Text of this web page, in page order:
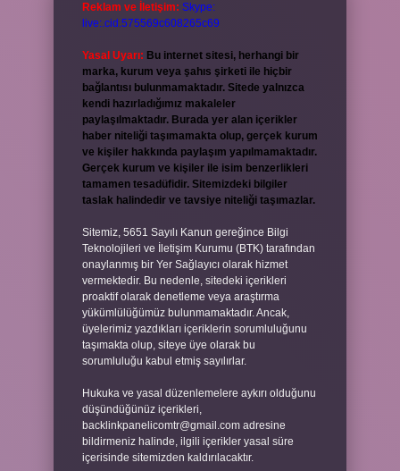
Reklam ve İletişim: Skype:
live:.cid.575569c608265c69
Yasal Uyarı: Bu internet sitesi, herhangi bir
marka, kurum veya şahıs şirketi ile hiçbir
bağlantısı bulunmamaktadır. Sitede yalnızca
kendi hazırladığımız makaleler
paylaşılmaktadır. Burada yer alan içerikler
haber niteliği taşımamakta olup, gerçek kurum
ve kişiler hakkında paylaşım yapılmamaktadır.
Gerçek kurum ve kişiler ile isim benzerlikleri
tamamen tesadüfidir. Sitemizdeki bilgiler
taslak halindedir ve tavsiye niteliği taşımazlar.
Sitemiz, 5651 Sayılı Kanun gereğince Bilgi
Teknolojileri ve İletişim Kurumu (BTK) tarafından
onaylanmış bir Yer Sağlayıcı olarak hizmet
vermektedir. Bu nedenle, sitedeki içerikleri
proaktif olarak denetleme veya araştırma
yükümlülüğümüz bulunmamaktadır. Ancak,
üyelerimiz yazdıkları içeriklerin sorumluluğunu
taşımakta olup, siteye üye olarak bu
sorumluluğu kabul etmiş sayılırlar.
Hukuka ve yasal düzenlemelere aykırı olduğunu
düşündüğünüz içerikleri,
backlinkpanelicomtr@gmail.com adresine
bildirmeniz halinde, ilgili içerikler yasal süre
içerisinde sitemizden kaldırılacaktır.